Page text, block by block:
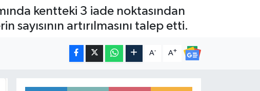
kentteki 3 iade noktasından
artırılmasını talep etti.
A- A+